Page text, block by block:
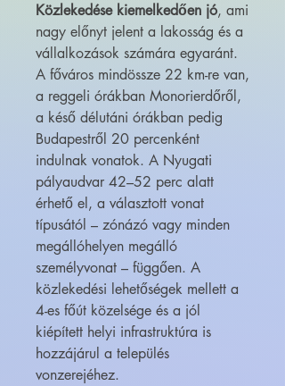
Közlekedése kiemelkedően jó, ami
nagy előnyt jelent a lakosság és a
vállalkozások számára egyaránt.
A főváros mindössze 22 km-re van,
a reggeli órákban Monorierdőről,
a késő délutáni órákban pedig
Budapestről 20 percenként
indulnak vonatok. A Nyugati
pályaudvar 42–52 perc alatt
érhető el, a választott vonat
típusától – zónázó vagy minden
megállóhelyen megálló
személyvonat – függően. A
közlekedési lehetőségek mellett a
4-es főút közelsége és a jól
kiépített helyi infrastruktúra is
hozzájárul a település
vonzerejéhez.